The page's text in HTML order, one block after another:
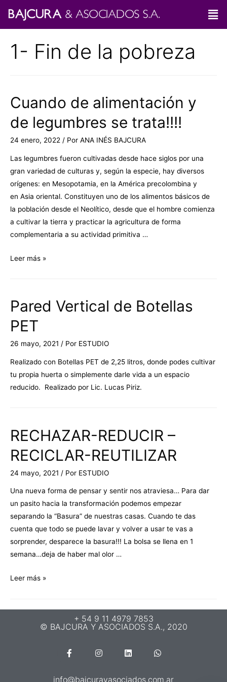
1- Fin de la pobreza
Cuando de alimentación y
de legumbres se trata!!!!
24 enero, 2022 / Por ANA INÉS BAJCURA
Las legumbres fueron cultivadas desde hace siglos por una
gran variedad de culturas y, según la especie, hay diversos
orígenes: en Mesopotamia, en la América precolombina y
en Asia oriental. Constituyen uno de los alimentos básicos de
la población desde el Neolítico, desde que el hombre comienza
a cultivar la tierra y practicar la agricultura de forma
complementaria a su actividad primitiva …
Leer más »
Pared Vertical de Botellas
PET
26 mayo, 2021 / Por ESTUDIO
Realizado con Botellas PET de 2,25 litros, donde podes cultivar
tu propia huerta o simplemente darle vida a un espacio
reducido. Realizado por Lic. Lucas Piriz.
RECHAZAR-REDUCIR –
RECICLAR-REUTILIZAR
24 mayo, 2021 / Por ESTUDIO
Una nueva forma de pensar y sentir nos atraviesa… Para dar
un pasito hacia la transformación podemos empezar
separando la “Basura” de nuestras casas. Cuando te das
cuenta que todo se puede lavar y volver a usar te vas a
sorprender, desparece la basura!!! La bolsa se llena en 1
semana…deja de haber mal olor …
Leer más »
+ 54 9 11 4979 7853
© BAJCURA Y ASOCIADOS S.A., 2020
info@bajcurayasociados.com.ar